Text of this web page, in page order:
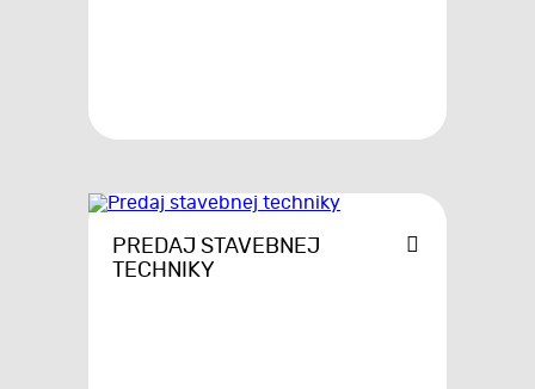
PREDAJ STAVEBNEJ
TECHNIKY